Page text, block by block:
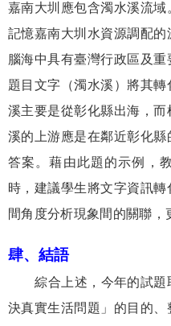
嘉南大圳應包含濁水溪流
記憶嘉南大圳水資源調配
腦海中具有臺灣行政區及
題目文字（濁水溪）將其
溪主要是從彰化縣出海，
溪的上游應是在鄰近彰化
答案。藉由此題的示例，
時，建議學生將文字資訊
間角度分析現象間的關聯，
肆、 結語
綜合上述，今年的試
決真實生活問題」的目的